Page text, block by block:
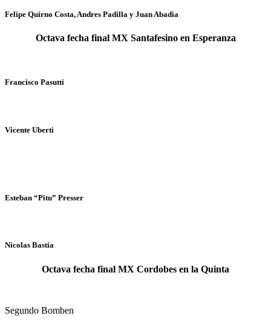
Felipe Quirno Costa, Andres Padilla y Juan Abadia
Octava fecha final MX Santafesino en Esperanza
Francisco Pasutti
Vicente Uberti
Esteban “Pitu” Presser
Nicolas Bastia
Octava fecha final MX Cordobes en la Quinta
Segundo Bomben